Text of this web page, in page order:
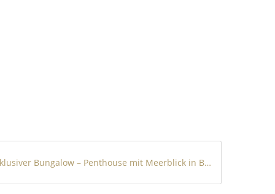
Exklusiver Bungalow – Penthouse mit Meerblick in Benidorm